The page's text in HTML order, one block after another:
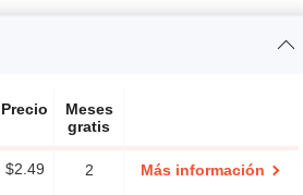
Precio
Meses
gratis
$2.49 2 Más información